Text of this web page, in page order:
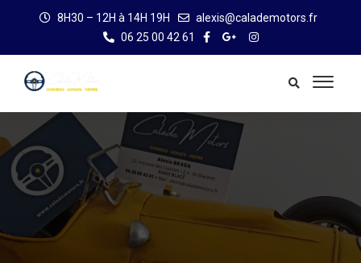
8H30 – 12H à 14H 19H
alexis@calademotors.fr
06 25 00 42 61